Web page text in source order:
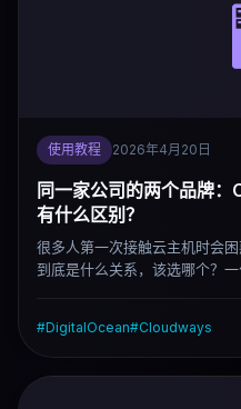
使用教程 2026年4月20日
同一家公司的两个品牌
有什么区别？
很多人第一次接触云主机时会
到底是什么关系，该选哪个？
密。
#DigitalOcean#Cloudways